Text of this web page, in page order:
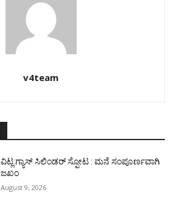
v4team
ವಿಟ್ಲ:ಗ್ಯಾಸ್ ಸಿಲಿಂಡರ್ ಸ್ಪೋಟ : ಮನೆ ಸಂಪೂರ್ಣವಾಗಿ
ಜಖಂ
August 9, 2026